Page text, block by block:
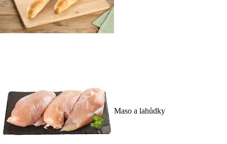
Maso a lahůdky